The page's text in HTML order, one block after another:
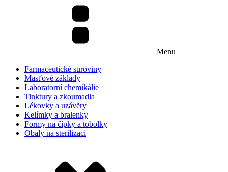
Menu
Farmaceutické suroviny
Masťové základy
Laboratorní chemikálie
Tinktury a zkoumadla
Lékovky a uzávěry
Kelímky a bralenky
Formy na čípky a tobolky
Obaly na sterilizaci